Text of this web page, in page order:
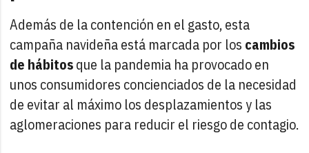
Además de la contención en el gasto, esta
campaña navideña está marcada por los cambios
de hábitosque la pandemia ha provocado en
unos consumidores concienciados de la necesidad
de evitar al máximo los desplazamientos y las
aglomeraciones para reducir el riesgo de contagio.